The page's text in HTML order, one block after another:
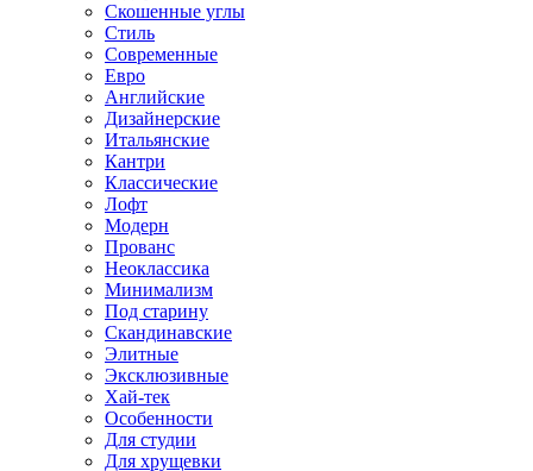
Скошенные углы
Стиль
Современные
Евро
Английские
Дизайнерские
Итальянские
Кантри
Классические
Лофт
Модерн
Прованс
Неоклассика
Минимализм
Под старину
Скандинавские
Элитные
Эксклюзивные
Хай-тек
Особенности
Для студии
Для хрущевки